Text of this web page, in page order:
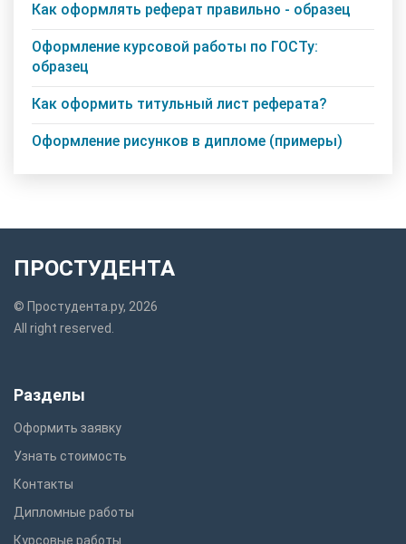
Как оформлять реферат правильно - образец
Оформление курсовой работы по ГОСТу:
образец
Как оформить титульный лист реферата?
Оформление рисунков в дипломе (примеры)
ПРОСТУДЕНТА
© Простудента.ру, 2026
All right reserved.
Разделы
Оформить заявку
Узнать стоимость
Контакты
Дипломные работы
Курсовые работы